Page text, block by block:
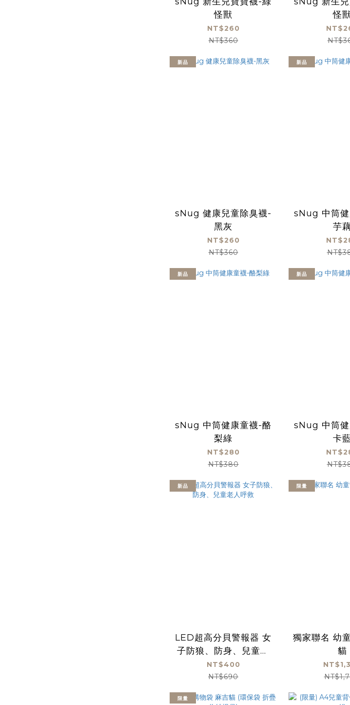
怪獸
NT$260
NT$360
怪
新品
sNug 健康兒童除臭襪-
黑灰
NT$260
NT$360
新品
sNug 中筒
芋藕
新品
sNug 中筒健康童襪-酪
梨綠
NT$280
NT$380
新品
sNug 中筒
卡
新品
LED超高分貝警報器 女
子防狼、防身、兒童老
人呼救
NT$400
NT$690
限量
獨家聯名 幼
貓
限量